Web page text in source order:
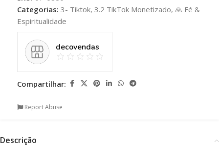
Categorias: 3- Tiktok, 3.2 TikTok Monetizado, 🙏 Fé &
Espiritualidade
decovendas
Compartilhar:
Report Abuse
Descrição